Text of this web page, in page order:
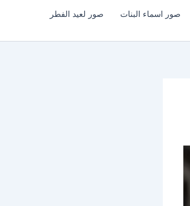
صور اسماء البنات
صور لعيد الفطر